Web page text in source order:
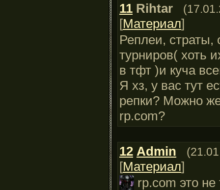
11 Rihtar
[Материал]
Реплеи, страты,
турниров( хоть
в тфт )и куча
Я хз, у вас тут
репки? Можно
rp.com?
12 Admin
[Материал]
rp.com это